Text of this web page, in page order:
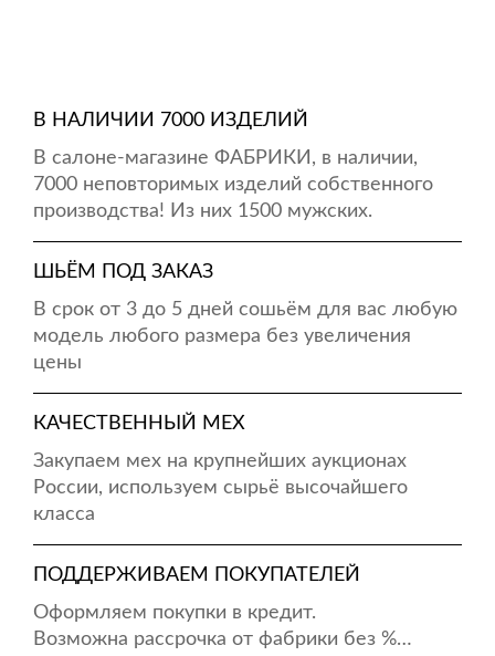
В НАЛИЧИИ 7000 ИЗДЕЛИЙ
В салоне-магазине ФАБРИКИ, в наличии,
7000 неповторимых изделий собственного
производства! Из них 1500 мужских.
ШЬЁМ ПОД ЗАКАЗ
В срок от 3 до 5 дней сошьём для вас любую
модель любого размера без увеличения
цены
КАЧЕСТВЕННЫЙ МЕХ
Закупаем мех на крупнейших аукционах
России, используем сырьё высочайшего
класса
ПОДДЕРЖИВАЕМ ПОКУПАТЕЛЕЙ
Оформляем покупки в кредит.
Возможна рассрочка от фабрики без %…